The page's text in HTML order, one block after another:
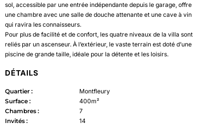
sol, accessible par une entrée indépendante depuis le garage, offre
une chambre avec une salle de douche attenante et une cave à vin
qui ravira les connaisseurs.
Pour plus de facilité et de confort, les quatre niveaux de la villa sont
reliés par un ascenseur. À l’extérieur, le vaste terrain est doté d’une
piscine de grande taille, idéale pour la détente et les loisirs.
DÉTAILS
Quartier :
Montfleury
Surface :
400m²
Chambres :
7
Invités :
14